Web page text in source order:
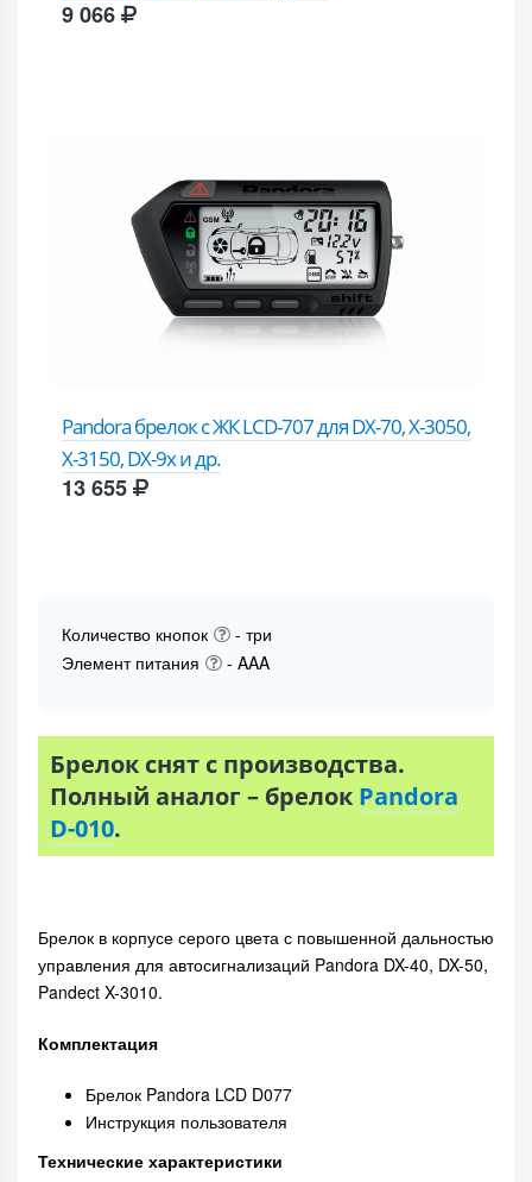
9 066
Pandora брелок с ЖК LCD-707 для DX-70, X-3050,
X-3150, DX-9x и др.
13 655
Количество кнопок
- три
Элемент питания
- AAA
Брелок снят с производства.
Полный аналог – брелок Pandora
D-010.
Брелок в корпусе серого цвета с повышенной дальностью
управления для автосигнализаций Pandora DX-40, DX-50,
Pandect X-3010.
Комплектация
Брелок Pandora LCD D077
Инструкция пользователя
Технические характеристики